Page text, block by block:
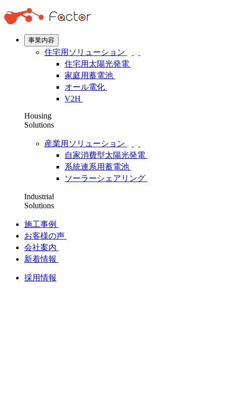
事業内容
住宅用ソリューション
住宅用太陽光発電
家庭用蓄電池
オール電化
V2H
Housing
Solutions
産業用ソリューション
自家消費型太陽光発電
系統連系用蓄電池
ソーラーシェアリング
Industrial
Solutions
施工事例
お客様の声
会社案内
新着情報
採用情報